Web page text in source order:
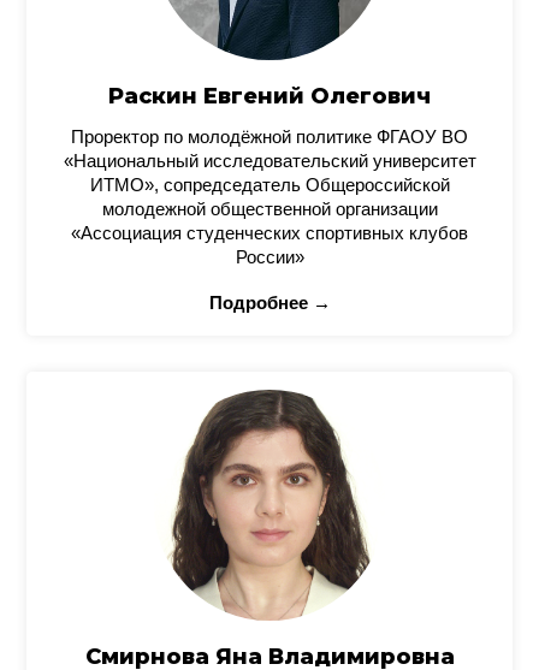
Раскин Евгений Олегович
Проректор по молодёжной политике ФГАОУ ВО
«Национальный исследовательский университет
ИТМО», сопредседатель Общероссийской
молодежной общественной организации
«Ассоциация студенческих спортивных клубов
России»
Подробнее →
Смирнова Яна Владимировна